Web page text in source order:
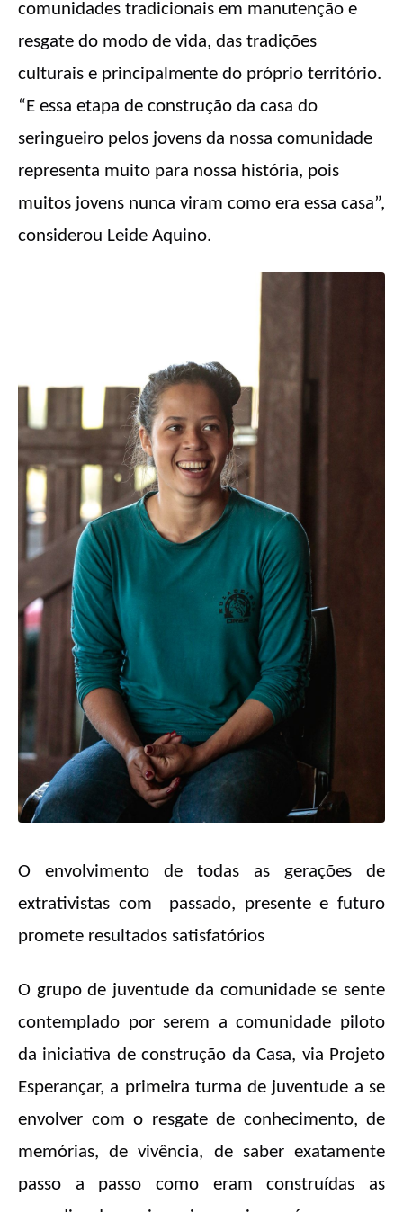
comunidades tradicionais em manutenção e
resgate do modo de vida, das tradições
culturais e principalmente do próprio território.
“E essa etapa de construção da casa do
seringueiro pelos jovens da nossa comunidade
representa muito para nossa história, pois
muitos jovens nunca viram como era essa casa”,
considerou Leide Aquino.
O envolvimento de todas as gerações de
extrativistas com passado, presente e futuro
promete resultados satisfatórios
O grupo de juventude da comunidade se sente
contemplado por serem a comunidade piloto
da iniciativa de construção da Casa, via Projeto
Esperançar, a primeira turma de juventude a se
envolver com o resgate de conhecimento, de
memórias, de vivência, de saber exatamente
passo a passo como eram construídas as